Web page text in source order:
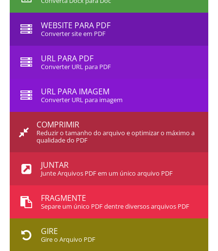
WEBSITE PARA PDF
Converter site em PDF
URL PARA PDF
Converter URL para PDF
URL PARA IMAGEM
Converter URL para imagem
COMPRIMIR
Reduzir o tamanho do arquivo e optimizar o máximo a
qualidade do PDF
JUNTAR
Junte Arquivos PDF em um único arquivo PDF
FRAGMENTE
Separe um único PDF dentre diversos arquivos PDF
GIRE
Gire o Arquivo PDF